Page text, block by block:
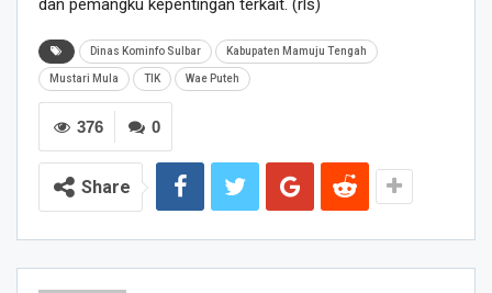
dan pemangku kepentingan terkait. (rls)
Dinas Kominfo Sulbar Kabupaten Mamuju Tengah
Mustari Mula TIK Wae Puteh
0
376
Share